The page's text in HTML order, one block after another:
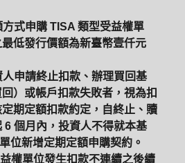
式申購 TISA 類型受益權單
低發行價額為新臺幣壹仟元
申請終止扣款、辦理買回基
）或帳戶扣款失敗者，視為扣
期定額扣款約定，自終止、贖
6 個月內，投資人不得就本基
位新增定期定額申購契約。
權單位發生扣款不連續之後續